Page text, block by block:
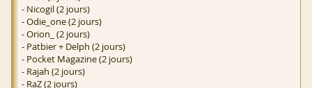
- Nicogil (2 jours)
- Odie_one (2 jours)
- Orion_ (2 jours)
- Patbier + Delph (2 jours)
- Pocket Magazine (2 jours)
- Rajah (2 jours)
- RaZ (2 jours)